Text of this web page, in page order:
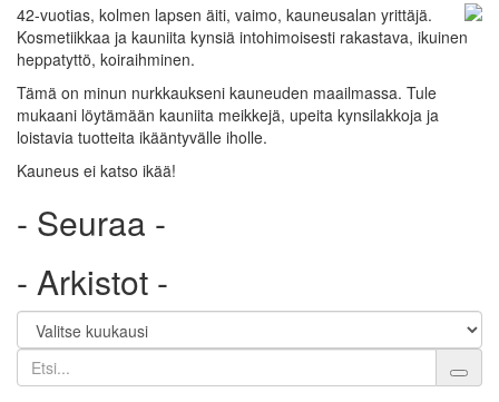
42-vuotias, kolmen lapsen äiti, vaimo, kauneusalan yrittäjä.
Kosmetiikkaa ja kauniita kynsiä intohimoisesti rakastava, ikuinen
heppatyttö, koiraihminen.
Tämä on minun nurkkaukseni kauneuden maailmassa. Tule
mukaani löytämään kauniita meikkejä, upeita kynsilakkoja ja
loistavia tuotteita ikääntyvälle iholle.
Kauneus ei katso ikää!
- Seuraa -
- Arkistot -
Etsi